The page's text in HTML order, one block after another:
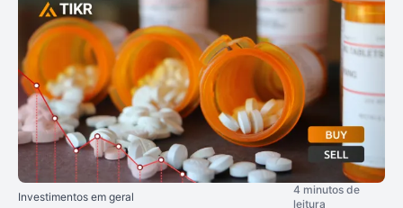
Investimentos em geral
4 minutos de
leitura